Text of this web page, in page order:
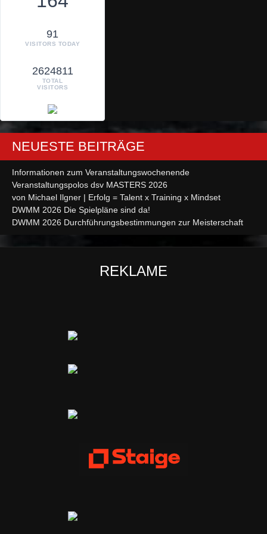
91
VISITORS TODAY
2624811
TOTAL
VISITORS
NEUESTE BEITRÄGE
Informationen zum Veranstaltungswochenende
Veranstaltungspolos dsv MASTERS 2026
von Michael Ilgner | Erfolg = Talent x Training x Mindset
DWMM 2026 Die Spielpläne sind da!
DWMM 2026 Durchführungsbestimmungen zur Meisterschaft
REKLAME